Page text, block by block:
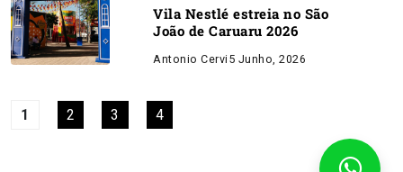
Vila Nestlé estreia no São
João de Caruaru 2026
Antonio Cervi 5 Junho, 2026
1 2 3 4